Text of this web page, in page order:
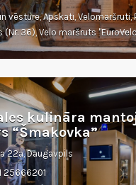
vēsture, Apskati, Velomaršruti,
36), Velo maršruts "EuroVelo
kulināra
“Šmakovka”
22a, Daugavpils
25666201